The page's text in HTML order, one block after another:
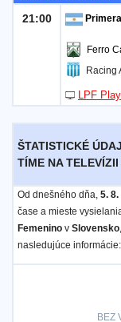
21:00
Ferro
Racing
LPF Play
ŠTATISTICKÉ
TÍME NA
Od dnešného dňa, 5.
čase a mieste
Femenino v Slovensko
nasledujúce informácie:
BEZ